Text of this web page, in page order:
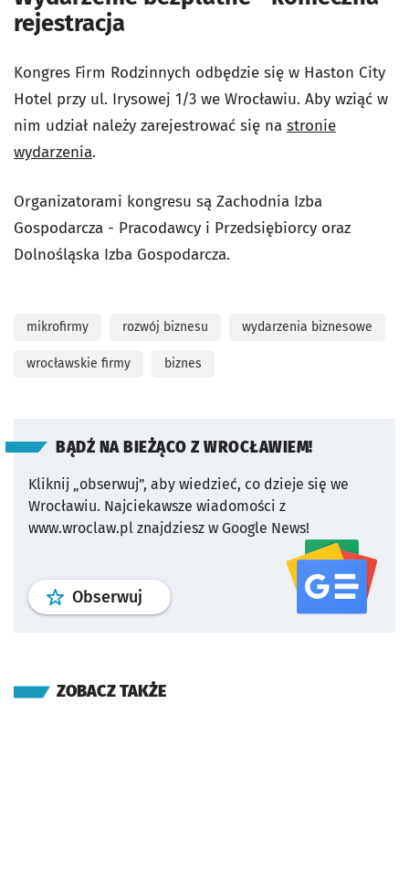
rejestracja
Kongres Firm Rodzinnych odbędzie się w Haston City
Hotel przy ul. Irysowej 1/3 we Wrocławiu. Aby wziąć w
nim udział należy zarejestrować się na stronie
wydarzenia.
Organizatorami kongresu są Zachodnia Izba
Gospodarcza - Pracodawcy i Przedsiębiorcy oraz
Dolnośląska Izba Gospodarcza.
mikrofirmy rozwój biznesu wydarzenia biznesowe
wrocławskie firmy biznes
BĄDŹ NA BIEŻĄCO Z WROCŁAWIEM!
Kliknij „obserwuj”, aby wiedzieć, co dzieje się we
Wrocławiu. Najciekawsze wiadomości z
www.wroclaw.pl znajdziesz w Google News!
Obserwuj profil serwisu
ZOBACZ TAKŻE